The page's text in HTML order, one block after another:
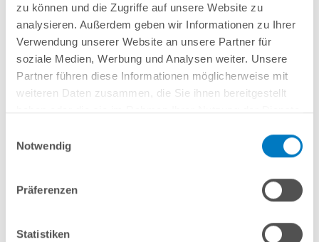
zu können und die Zugriffe auf unsere Website zu
analysieren. Außerdem geben wir Informationen zu Ihrer
Verwendung unserer Website an unsere Partner für
soziale Medien, Werbung und Analysen weiter. Unsere
Partner führen diese Informationen möglicherweise mit
weiteren Daten zusammen, die Sie ihnen bereitgestellt
Notwendig
Präferenzen
Statistiken
aus 0,8 mm starker, feuerverzinkter Stahlwand + sehr passgenauer,
starker geprägter 4D PVC-Poolfolie in "Mystic Lake Green"mit
Einhängebiese+Kombi-Spezialhandlauf aus hochwertigem und stabilem
Aluminiumsowie Bodenschienen aus Kunststoff.
Vergleichen Merken
Fragen? Wir helfen Ihnen gerne weiter:
Anfrageformular